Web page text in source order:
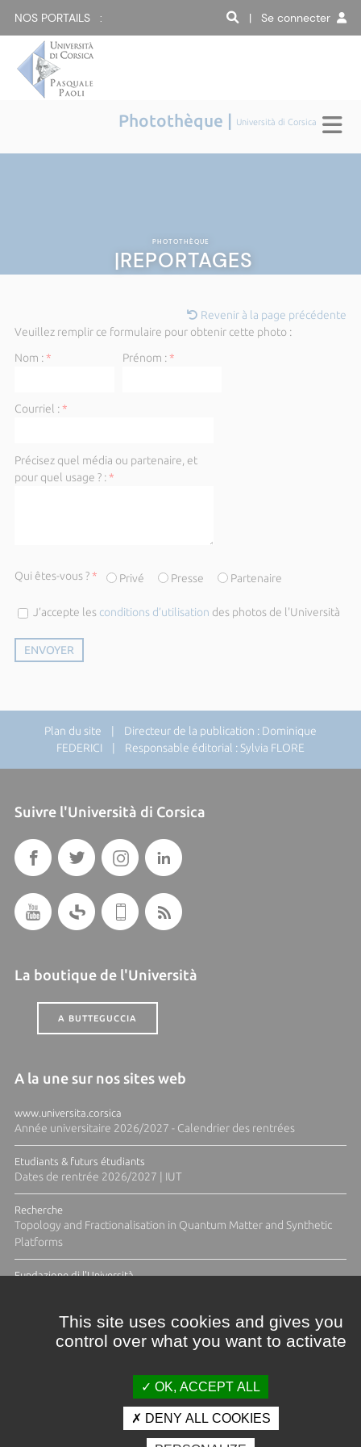
NOS PORTAILS : | Se connecter
Photothèque | Università di Corsica
PHOTOTHÈQUE
|REPORTAGES
Revenir à la page précédente
Veuillez remplir ce formulaire pour obtenir cette photo :
Nom :* Prénom :*
Courriel :*
Précisez quel média ou partenaire, et
pour quel usage ? :*
Qui êtes-vous ?* Privé Presse Partenaire
J’accepte les conditions d’utilisation des photos de l'Università
Plan du site | Directeur de la publication : Dominique
FEDERICI | Responsable éditorial : Sylvia FLORE
Suivre l'Università di Corsica
La boutique de l'Università
A BUTTEGUCCIA
A la une sur nos sites web
www.universita.corsica
Année universitaire 2026/2027 - Calendrier des rentrées
Etudiants & futurs étudiants
Dates de rentrée 2026/2027 | IUT
Recherche
Topology and Fractionalisation in Quantum Matter and Synthetic
Platforms
Fundazione di l'Università
Crédits et mentions légales
This site uses cookies and gives you
control over what you want to activate
OK, ACCEPT ALL
DENY ALL COOKIES